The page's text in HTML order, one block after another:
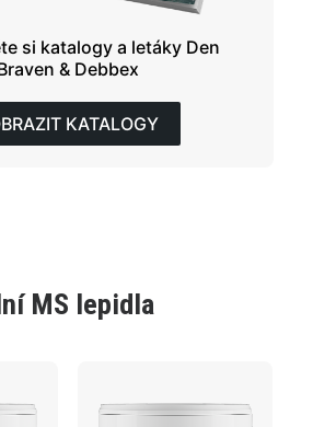
si katalogy a letáky Den
& Debbex
KATALOGY
MS lepidla